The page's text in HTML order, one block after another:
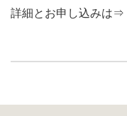
詳細とお申し込みは⇒